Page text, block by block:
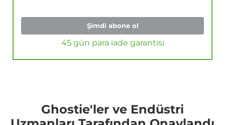
Şimdi abone ol
45 gün para iade garantisi
Ghostie'ler ve Endüstri